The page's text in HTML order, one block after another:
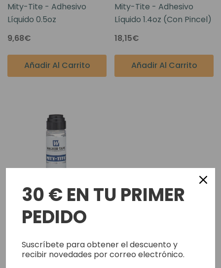
Mity-Tite - Adhesivo
Líquido 0.5oz
9,68€
Añadir Al Carrito
Mity-Tite - Adhesivo
Líquido 1.4oz (con Pincel)
18,15€
Añadir Al Carrito
Mity-Tite - Adhesivo
Líquido 1.4oz (Dab On)
18,15€
30 € EN TU PRIMER
PEDIDO
Suscríbete para obtener el descuento y
recibir novedades por correo electrónico.